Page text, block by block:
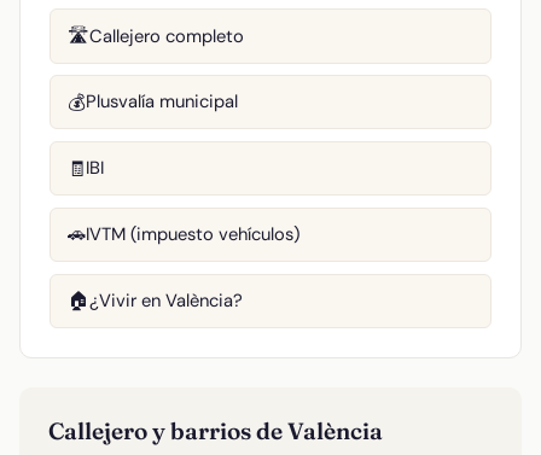
🛣️Callejero completo
💰Plusvalía municipal
🧾IBI
🚗IVTM (impuesto vehículos)
🏠¿Vivir en València?
Callejero y barrios de València